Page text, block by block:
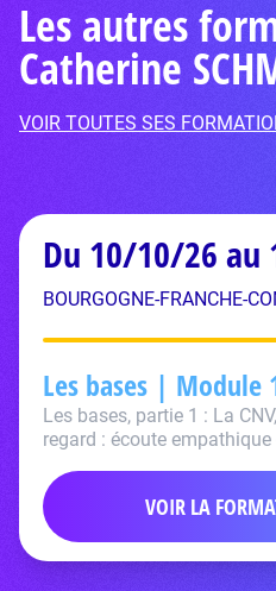
Les autres
Catherine
VOIR TOUTES SES
Du 10/10/26 au
BOURGOGNE-FRANCHE-
Les bases |
Les bases, partie 1 : La
regard : écoute
VOIR LA